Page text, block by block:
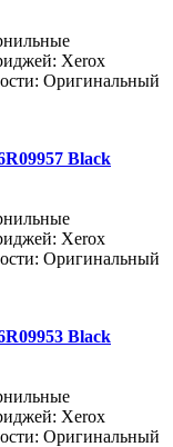
Xerox
Оригинальный
Black
Xerox
Оригинальный
Black
Xerox
Оригинальный